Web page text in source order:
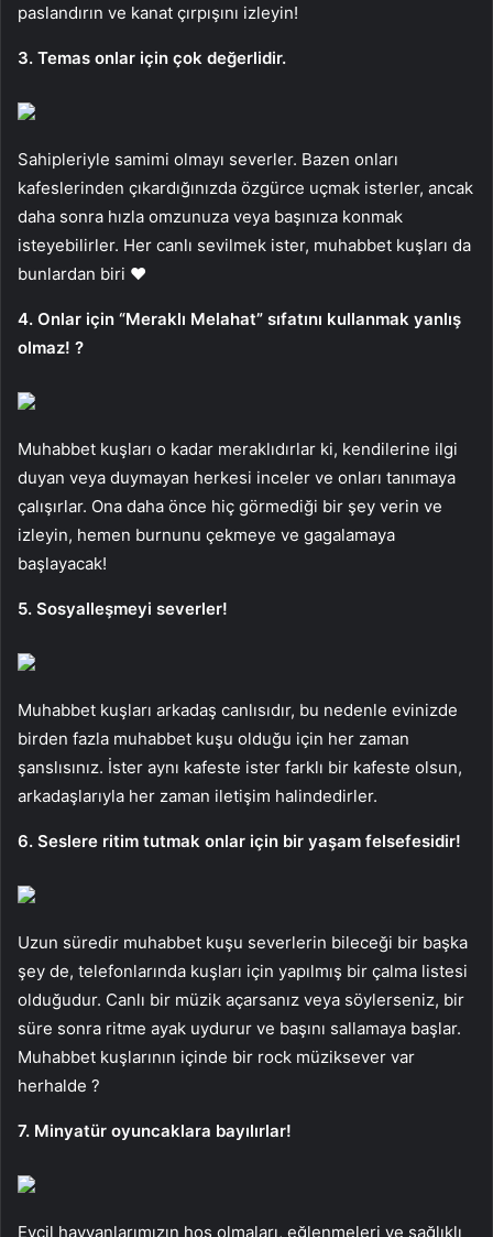
paslandırın ve kanat çırpışını izleyin!
3. Temas onlar için çok değerlidir.
Sahipleriyle samimi olmayı severler. Bazen onları
kafeslerinden çıkardığınızda özgürce uçmak isterler, ancak
daha sonra hızla omzunuza veya başınıza konmak
isteyebilirler. Her canlı sevilmek ister, muhabbet kuşları da
bunlardan biri ❤️
4. Onlar için “Meraklı Melahat” sıfatını kullanmak yanlış
olmaz! ?
Muhabbet kuşları o kadar meraklıdırlar ki, kendilerine ilgi
duyan veya duymayan herkesi inceler ve onları tanımaya
çalışırlar. Ona daha önce hiç görmediği bir şey verin ve
izleyin, hemen burnunu çekmeye ve gagalamaya
başlayacak!
5. Sosyalleşmeyi severler!
Muhabbet kuşları arkadaş canlısıdır, bu nedenle evinizde
birden fazla muhabbet kuşu olduğu için her zaman
şanslısınız. İster aynı kafeste ister farklı bir kafeste olsun,
arkadaşlarıyla her zaman iletişim halindedirler.
6. Seslere ritim tutmak onlar için bir yaşam felsefesidir!
Uzun süredir muhabbet kuşu severlerin bileceği bir başka
şey de, telefonlarında kuşları için yapılmış bir çalma listesi
olduğudur. Canlı bir müzik açarsanız veya söylerseniz, bir
süre sonra ritme ayak uydurur ve başını sallamaya başlar.
Muhabbet kuşlarının içinde bir rock müziksever var
herhalde ?
7. Minyatür oyuncaklara bayılırlar!
Evcil hayvanlarımızın hoş olmaları, eğlenmeleri ve sağlıklı